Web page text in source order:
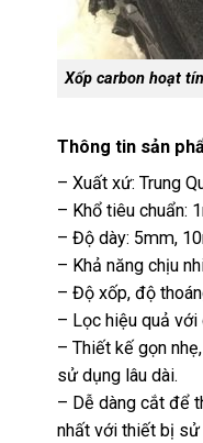
Xốp carbon hoạt
Thông tin sản
– Xuất xứ: Trung
– Khổ tiêu chuẩn:
– Độ dày: 5mm,
– Khả năng chịu
– Độ xốp, độ
– Lọc hiệu quả với
– Thiết kế gọn
sử dụng lâu dài.
– Dễ dàng cắt để
nhất với thiết bị sử